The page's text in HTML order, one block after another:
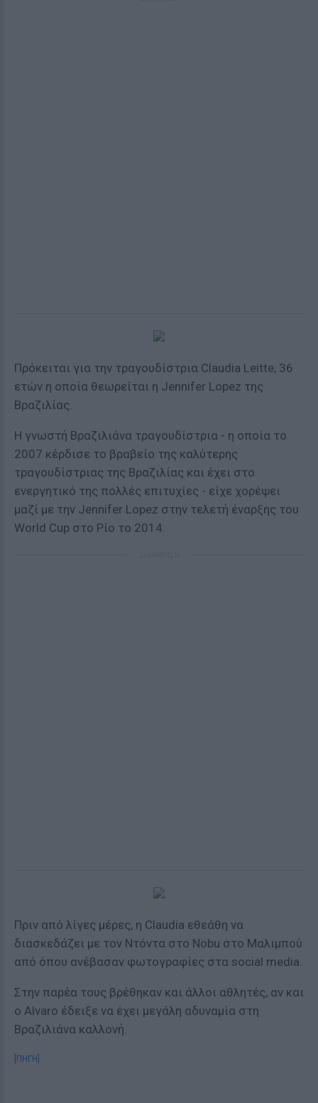
Πρόκειται για την τραγουδίστρια Claudia Leitte, 36
ετών η οποία θεωρείται η Jennifer Lopez της
Βραζιλίας.
Η γνωστή Βραζιλιάνα τραγουδίστρια - η οποία το
2007 κέρδισε το βραβείο της καλύτερης
τραγουδίστριας της Βραζιλίας και έχει στο
ενεργητικό της πολλές επιτυχίες - είχε χορέψει
μαζί με την Jennifer Lopez στην τελετή έναρξης του
World Cup στο Ρίο το 2014.
Πριν από λίγες μέρες, η Claudia εθεάθη να
διασκεδάζει με τον Ντόντα στο Nobu στο Μαλιμπού
από όπου ανέβασαν φωτογραφίες στα social media.
Στην παρέα τους βρέθηκαν και άλλοι αθλητές, αν και
ο Alvaro έδειξε να έχει μεγάλη αδυναμία στη
Βραζιλιάνα καλλονή.
[ΠΗΓΗ]